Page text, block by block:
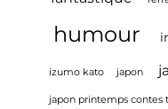
humour
izumo kato japon
japon printemps contes